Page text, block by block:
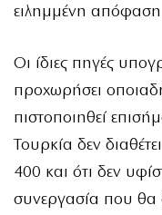
ειλημμένη
Οι ίδιες πηγές
προχωρήσει
πιστοποιηθεί
Τουρκία δεν
400 και ότι δεν
συνεργασία που θα